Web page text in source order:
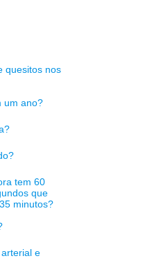
quesitos nos
um ano?
tem 60
que
minutos?
e